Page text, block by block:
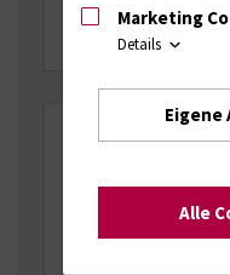
Mehr Infos
Isolierung bei
Mehr Infos
Marketing
Details
Eigene
Alle